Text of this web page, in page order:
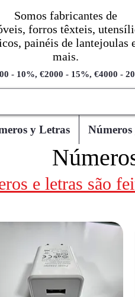
Somos fabricantes de
forros têxteis,
painéis de lantejoulas
mais.
- 10%, €2000 - 15%, €4000 -
y Letras
e letras são